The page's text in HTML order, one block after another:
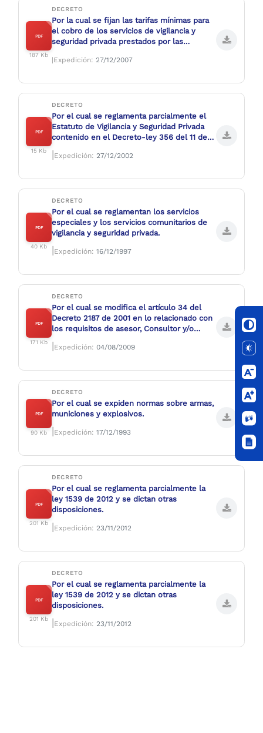
PDF
187 Kb
DECRETO
Por la cual se fijan las tarifas mínimas para
el cobro de los servicios de vigilancia y
seguridad privada prestados por las
seguridad privada.
|Expedición: 27/12/2007
PDF
15 Kb
DECRETO
Por el cual se reglamenta parcialmente el
Estatuto de Vigilancia y Seguridad Privada
contenido en el Decreto-ley 356 del 11 de
disposiciones.
|Expedición: 27/12/2002
PDF
40 Kb
DECRETO
Por el cual se reglamentan los servicios
especiales y los servicios comunitarios de
vigilancia y seguridad privada.
|Expedición: 16/12/1997
PDF
171 Kb
DECRETO
Por el cual se modifica el artículo 34 del
Decreto 2187 de 2001 en lo relacionado con
los requisitos de asesor, Consultor y/o
|Expedición: 04/08/2009
PDF
90 Kb
DECRETO
Por el cual se expiden normas sobre armas,
municiones y explosivos.
|Expedición: 17/12/1993
PDF
201 Kb
DECRETO
Por el cual se reglamenta parcialmente la
ley 1539 de 2012 y se dictan otras
disposiciones.
|Expedición: 23/11/2012
PDF
201 Kb
DECRETO
Por el cual se reglamenta parcialmente la
ley 1539 de 2012 y se dictan otras
disposiciones.
|Expedición: 23/11/2012